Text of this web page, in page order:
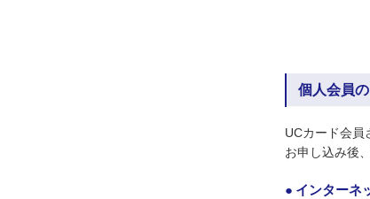
個人会員
UCカード会員
お申し込み後
● インターネ